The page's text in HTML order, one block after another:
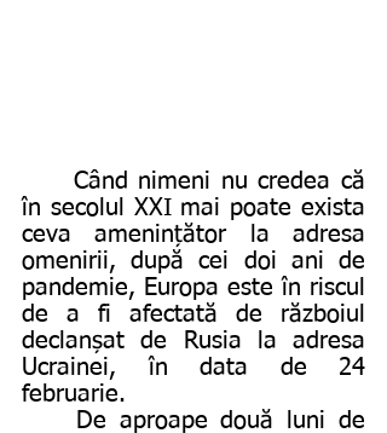
în secolul XXI mai poate exista
ceva amenințător la adresa
omenirii, după cei doi ani de
pandemie, Europa este în riscul
de a fi afectată de războiul
declanșat de Rusia la adresa
Ucrainei, în data de 24
februarie.